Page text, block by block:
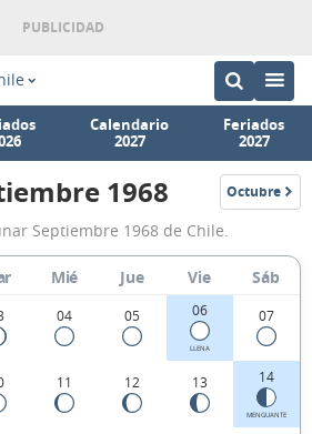
Calendario
2027
Feriados
2027
Calendario
Lunar
Septiembre
1968
de
Chile.
1968 Octubre
1968
Septiembre 1968 de Chile.
Mié Jue Vie Sáb
04 05 06
LLENA
07
11 12 13 14
MENGUANTE